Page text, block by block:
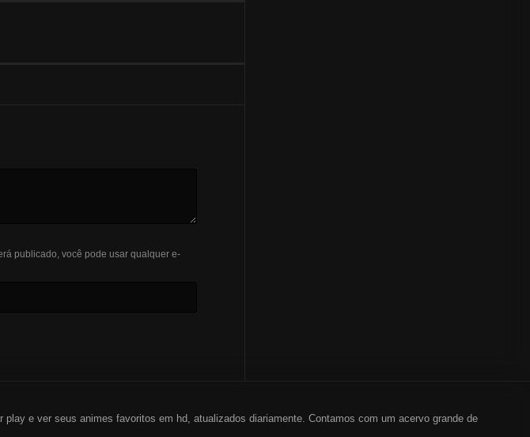
publicado, você pode usar qualquer e-
e ver seus animes favoritos em hd, atualizados diariamente. Contamos com um acervo grande de